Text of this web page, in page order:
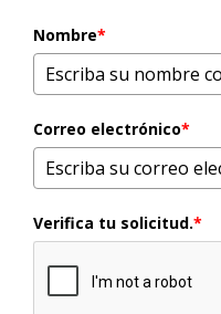
Nombre*
Correo electrónico*
Verifica tu solicitud.*